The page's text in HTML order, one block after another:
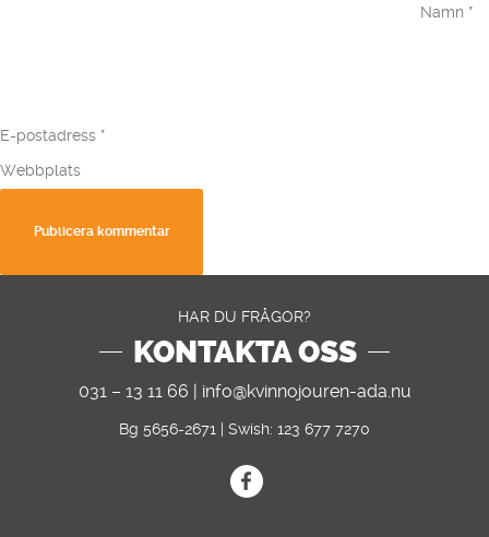
Namn *
E-postadress *
Webbplats
HAR DU FRÅGOR?
KONTAKTA OSS
031 – 13 11 66 | info@kvinnojouren-ada.nu
Bg 5656-2671 | Swish: 123 677 7270